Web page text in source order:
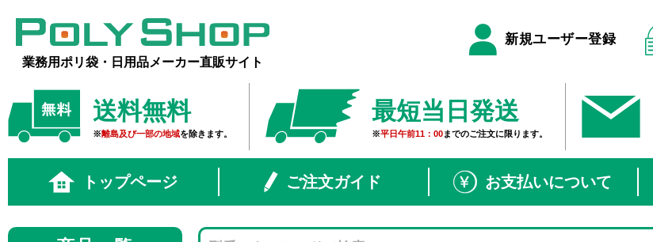
業務用ポリ袋・日用品メーカー直販サイト
新規ユーザー登録
送料無料
※離島及び一部の地域を除きます。
最短当日発送
※平日午前11：00までのご注文に限ります。
トップページ ご注文ガイド お支払いについて